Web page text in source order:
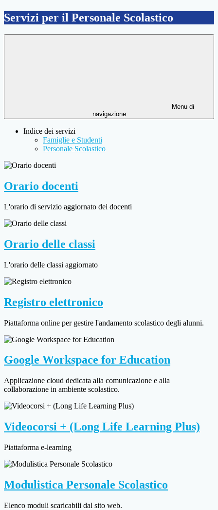
Servizi per il Personale Scolastico
Menu di
navigazione
Indice dei servizi
Famiglie e Studenti
Personale Scolastico
Orario docenti
L'orario di servizio aggiornato dei docenti
Orario delle classi
L'orario delle classi aggiornato
Registro elettronico
Piattaforma online per gestire l'andamento scolastico degli alunni.
Google Workspace for Education
Applicazione cloud dedicata alla comunicazione e alla
collaborazione in ambiente scolastico.
Videocorsi + (Long Life Learning Plus)
Piattaforma e-learning
Modulistica Personale Scolastico
Elenco moduli scaricabili dal sito web.